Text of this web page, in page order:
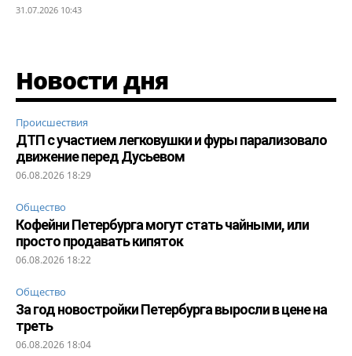
31.07.2026 10:43
Новости дня
Происшествия
ДТП с участием легковушки и фуры парализовало
движение перед Дусьевом
06.08.2026 18:29
Общество
Кофейни Петербурга могут стать чайными, или
просто продавать кипяток
06.08.2026 18:22
Общество
За год новостройки Петербурга выросли в цене на
треть
06.08.2026 18:04